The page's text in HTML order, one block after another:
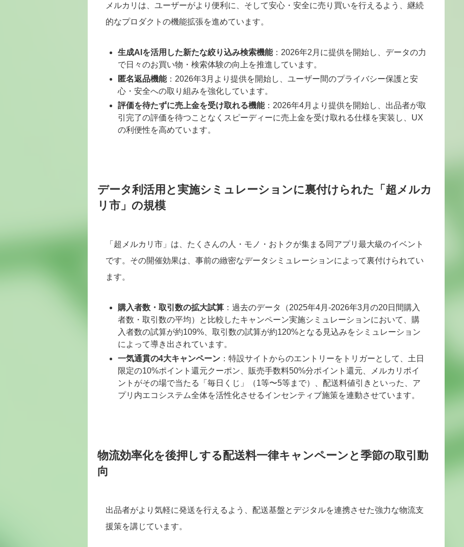
メルカリは、ユーザーがより便利に、そして安心・安全に売り買いを行えるよう、継続
的なプロダクトの機能拡張を進めています。
生成AIを活用した新たな絞り込み検索機能：2026年2月に提供を開始し、データの力
で日々のお買い物・検索体験の向上を推進しています。
匿名返品機能：2026年3月より提供を開始し、ユーザー間のプライバシー保護と安
心・安全への取り組みを強化しています。
評価を待たずに売上金を受け取れる機能：2026年4月より提供を開始し、出品者が取
引完了の評価を待つことなくスピーディーに売上金を受け取れる仕様を実装し、UX
の利便性を高めています。
データ利活用と実施シミュレーションに裏付けられた「超メルカ
リ市」の規模
「超メルカリ市」は、たくさんの人・モノ・おトクが集まる同アプリ最大級のイベント
です。その開催効果は、事前の緻密なデータシミュレーションによって裏付けられてい
ます。
購入者数・取引数の拡大試算 ：過去のデータ（2025年4月-2026年3月の20日間購入
者数・取引数の平均）と比較したキャンペーン実施シミュレーションにおいて、購
入者数の試算が約109%、取引数の試算が約120%となる見込みをシミュレーション
によって導き出されています。
一気通貫の4大キャンペーン ：特設サイトからのエントリーをトリガーとして、土日
限定の10%ポイント還元クーポン、販売手数料50%分ポイント還元、メルカリポイ
ントがその場で当たる「毎日くじ」（1等〜5等まで）、配送料値引きといった、ア
プリ内エコシステム全体を活性化させるインセンティブ施策を連動させています。
物流効率化を後押しする配送料一律キャンペーンと季節の取引動
向
出品者がより気軽に発送を行えるよう、配送基盤とデジタルを連携させた強力な物流支
援策を講じています。